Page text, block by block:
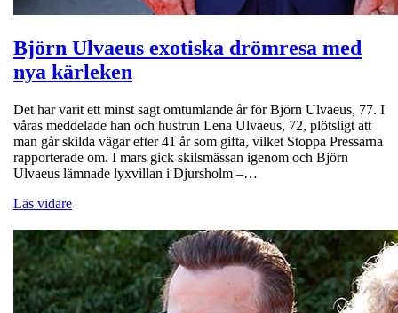
Björn Ulvaeus exotiska drömresa med
nya kärleken
Det har varit ett minst sagt omtumlande år för Björn Ulvaeus, 77. I
våras meddelade han och hustrun Lena Ulvaeus, 72, plötsligt att
man går skilda vägar efter 41 år som gifta, vilket Stoppa Pressarna
rapporterade om. I mars gick skilsmässan igenom och Björn
Ulvaeus lämnade lyxvillan i Djursholm –…
Läs vidare